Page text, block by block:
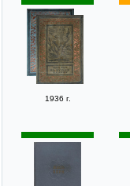
1936 г.